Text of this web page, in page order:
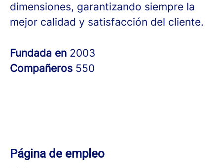
dimensiones, garantizando siempre la
mejor calidad y satisfacción del cliente.
Fundada en 2003
Compañeros 550
Página de empleo